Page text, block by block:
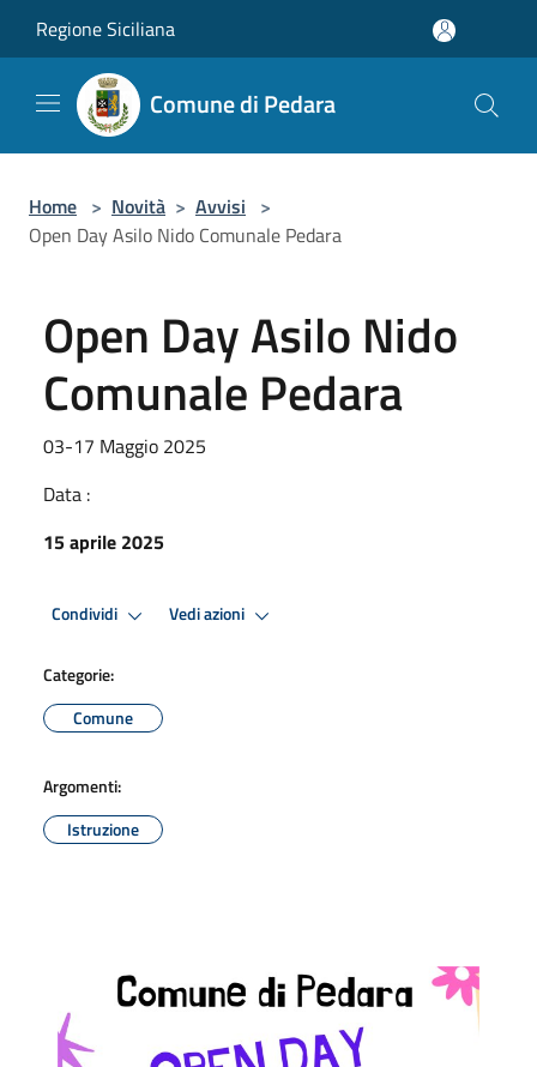
Regione Siciliana
Comune di Pedara
Home > Novità > Avvisi >
Open Day Asilo Nido Comunale Pedara
Open Day Asilo Nido
Comunale Pedara
03-17 Maggio 2025
Data :
15 aprile 2025
Condividi Vedi azioni
Categorie:
Comune
Argomenti:
Istruzione